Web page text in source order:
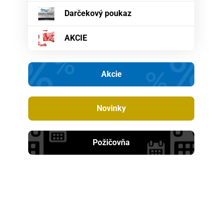
Darčekový poukaz
AKCIE
Akcie
Novinky
Požičovňa